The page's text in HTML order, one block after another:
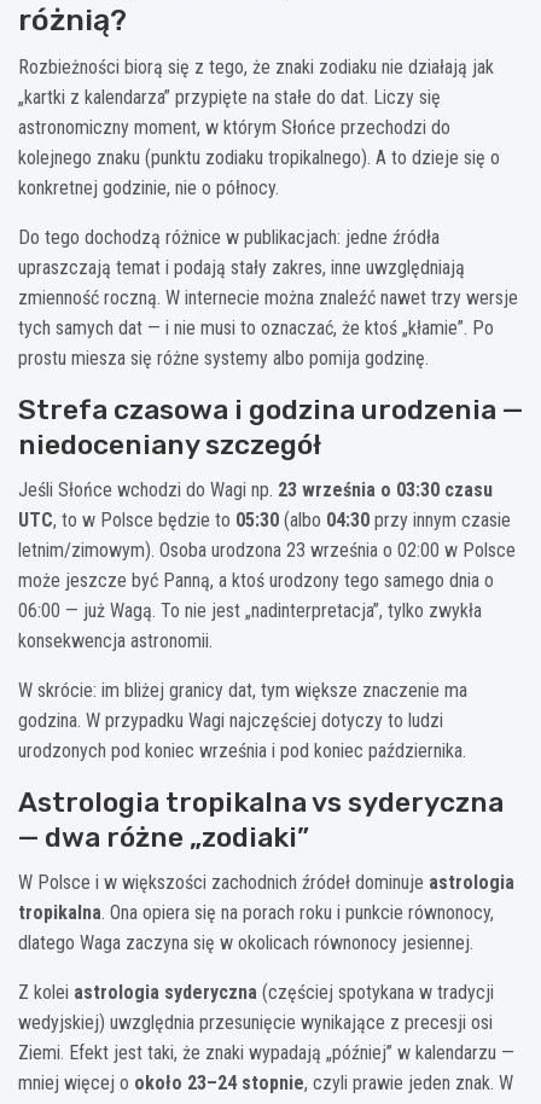
różnią?
Rozbieżności biorą się z tego, że znaki zodiaku nie działają jak
„kartki z kalendarza” przypięte na stałe do dat. Liczy się
astronomiczny moment, w którym Słońce przechodzi do
kolejnego znaku (punktu zodiaku tropikalnego). A to dzieje się o
konkretnej godzinie, nie o północy.
Do tego dochodzą różnice w publikacjach: jedne źródła
upraszczają temat i podają stały zakres, inne uwzględniają
zmienność roczną. W internecie można znaleźć nawet trzy wersje
tych samych dat — i nie musi to oznaczać, że ktoś „kłamie”. Po
prostu miesza się różne systemy albo pomija godzinę.
Strefa czasowa i godzina urodzenia —
niedoceniany szczegół
Jeśli Słońce wchodzi do Wagi np. 23 września o 03:30 czasu
UTC, to w Polsce będzie to 05:30 (albo 04:30 przy innym czasie
letnim/zimowym). Osoba urodzona 23 września o 02:00 w Polsce
może jeszcze być Panną, a ktoś urodzony tego samego dnia o
06:00 — już Wagą. To nie jest „nadinterpretacja”, tylko zwykła
konsekwencja astronomii.
W skrócie: im bliżej granicy dat, tym większe znaczenie ma
godzina. W przypadku Wagi najczęściej dotyczy to ludzi
urodzonych pod koniec września i pod koniec października.
Astrologia tropikalna vs syderyczna
— dwa różne „zodiaki”
W Polsce i w większości zachodnich źródeł dominuje astrologia
tropikalna. Ona opiera się na porach roku i punkcie równonocy,
dlatego Waga zaczyna się w okolicach równonocy jesiennej.
Z kolei astrologia syderyczna (częściej spotykana w tradycji
wedyjskiej) uwzględnia przesunięcie wynikające z precesji osi
Ziemi. Efekt jest taki, że znaki wypadają „później” w kalendarzu —
mniej więcej o około 23–24 stopnie, czyli prawie jeden znak. W